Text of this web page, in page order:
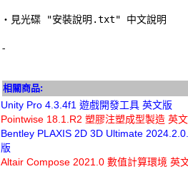
‧見光碟 "安裝說明.txt" 中文說明
-
相關商品:
Unity Pro 4.3.4f1 遊戲開發工具 英文版
Pointwise 18.1.R2 塑膠注塑成型製造 英
Bentley PLAXIS 2D 3D Ultimate
版
Altair Compose 2021.0 數值計算環境 英